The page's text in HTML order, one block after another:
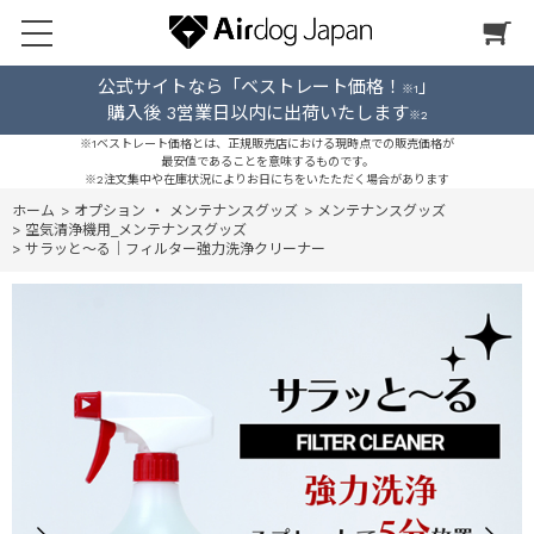
公式サイトなら「ベストレート価格！ ※1 」
購入後 3営業日以内に出荷いたします※2
※1ベストレート価格とは、正規販売店における現時点での販売価格が
最安値であることを意味するものです。
※2注文集中や在庫状況によりお日にちをいたただく場合があります
ホーム > オプション ・ メンテナンスグッズ > メンテナンスグッズ
> 空気清浄機用_メンテナンスグッズ
> サラッと～る｜フィルター強力洗浄クリーナー